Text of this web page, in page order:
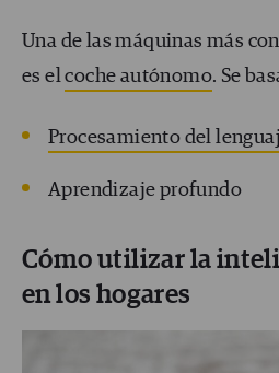
Una de las máquinas más
es elcoche autónomo. Se
Procesamiento del
Aprendizaje profundo
Cómo utilizar la
en los hogares